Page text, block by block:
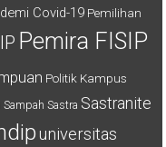
Covid-19 Pemilihan
Pemira FISIP
Politik Kampus
Sampah Sastra Sastranite
universitas